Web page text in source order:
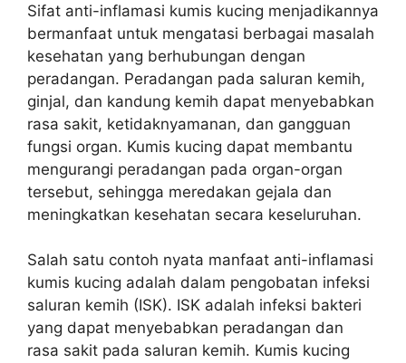
Sifat anti-inflamasi kumis kucing menjadikannya
bermanfaat untuk mengatasi berbagai masalah
kesehatan yang berhubungan dengan
peradangan. Peradangan pada saluran kemih,
ginjal, dan kandung kemih dapat menyebabkan
rasa sakit, ketidaknyamanan, dan gangguan
fungsi organ. Kumis kucing dapat membantu
mengurangi peradangan pada organ-organ
tersebut, sehingga meredakan gejala dan
meningkatkan kesehatan secara keseluruhan.
Salah satu contoh nyata manfaat anti-inflamasi
kumis kucing adalah dalam pengobatan infeksi
saluran kemih (ISK). ISK adalah infeksi bakteri
yang dapat menyebabkan peradangan dan
rasa sakit pada saluran kemih. Kumis kucing